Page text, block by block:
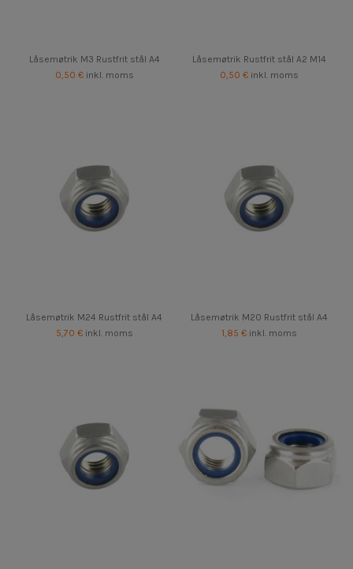
Låsemøtrik M3 Rustfrit stål A4
0,50 € inkl. moms
Låsemøtrik Rustfrit stål A2 M14
0,50 € inkl. moms
Låsemøtrik M24 Rustfrit stål A4
5,70 € inkl. moms
Låsemøtrik M20 Rustfrit stål A4
1,85 € inkl. moms